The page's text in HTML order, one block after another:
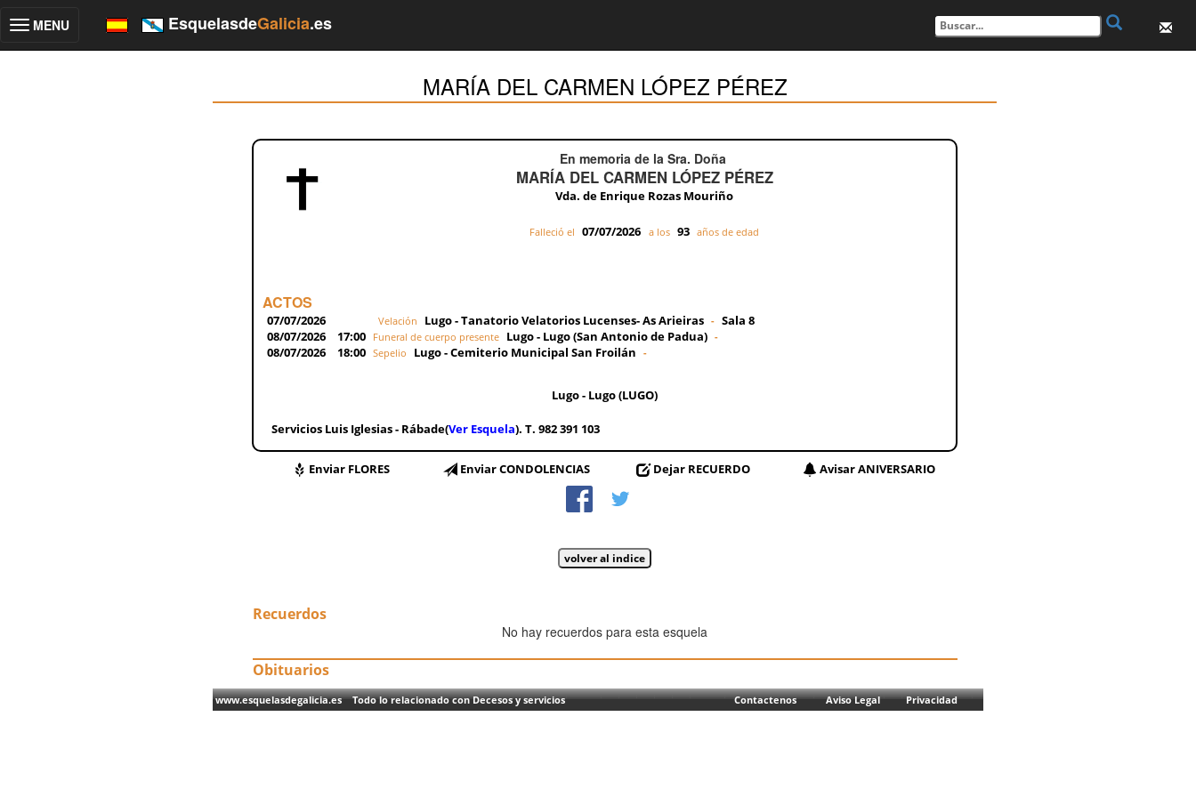
Toggle
MENU EsquelasdeGalicia.es
MARÍA DEL CARMEN LÓPEZ PÉREZ
En memoria de la Sra. Doña
MARÍA DEL CARMEN LÓPEZ PÉREZ
Vda. de Enrique Rozas Mouriño
Falleció el 07/07/2026 a los 93 años de edad
ACTOS
07/07/2026 Velación Lugo - Tanatorio Velatorios Lucenses- As Arieiras - Sala 8
08/07/2026
17:00 Funeral de cuerpo presente Lugo - Lugo (San Antonio de Padua) -
08/07/2026 18:00 Sepelio Lugo - Cemiterio Municipal San Froilán -
Lugo - Lugo (LUGO)
Servicios Luis Iglesias - Rábade(Ver Esquela). T. 982 391 103
Enviar FLORES Enviar CONDOLENCIAS Dejar RECUERDO Avisar ANIVERSARIO
Recuerdos
No hay recuerdos para esta esquela
Obituarios
www.esquelasdegalicia.es Todo lo relacionado con Decesos y servicios Contactenos Aviso Legal Privacidad